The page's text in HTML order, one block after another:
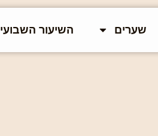
שערים השיעור השבועי